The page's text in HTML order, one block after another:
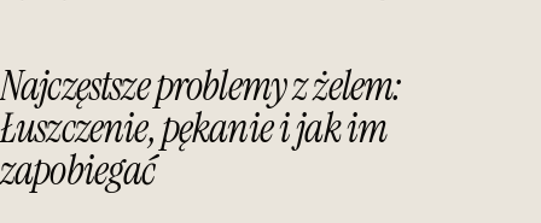
Najczęstsze problemy z żelem:
Łuszczenie, pękanie i jak im
zapobiegać